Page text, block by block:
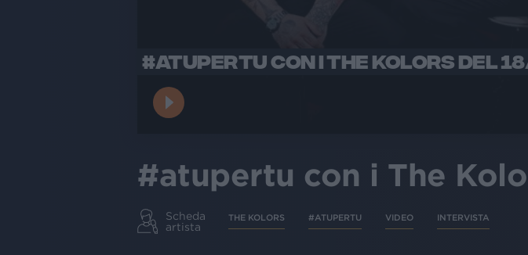
#ATUPERTU CON I THE KOLORS DEL
#atupertu con i The
Scheda
artista
THE KOLORS #ATUPERTU VIDEO INTERVISTA